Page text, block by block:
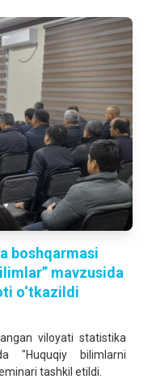
boshqarmasi
mavzusida
o‘tkazildi
viloyati statistika
"Huquqiy bilimlarni
tashkil etildi.